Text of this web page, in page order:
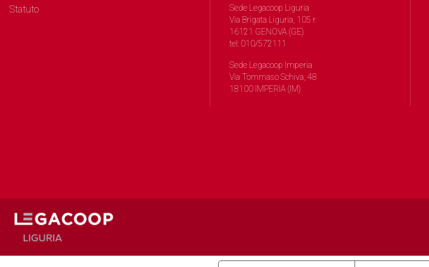
Statuto
Sede Legacoop Liguria
Via Brigata Liguria, 105 r.
16121 GENOVA (GE)
tel: 010/572111
Sede Legacoop Imperia
Via Tommaso Schiva, 48
18100 IMPERIA (IM)